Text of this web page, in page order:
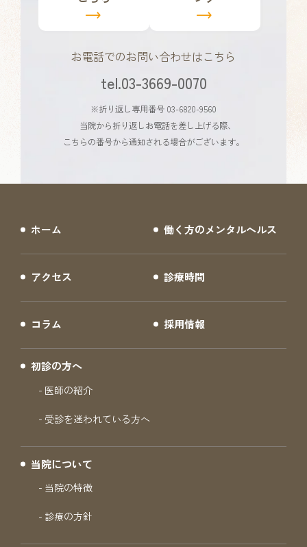
お電話でのお問い合わせはこちら
tel.03-3669-0070
※折り返し専用番号 03-6820-9560
当院から折り返しお電話を差し上げる際、
こちらの番号から通知される場合がございます。
ホーム 働く方のメンタルヘルス
アクセス 診療時間
コラム 採用情報
初診の方へ
医師の紹介
受診を迷われている方へ
当院について
当院の特徴
診療の方針